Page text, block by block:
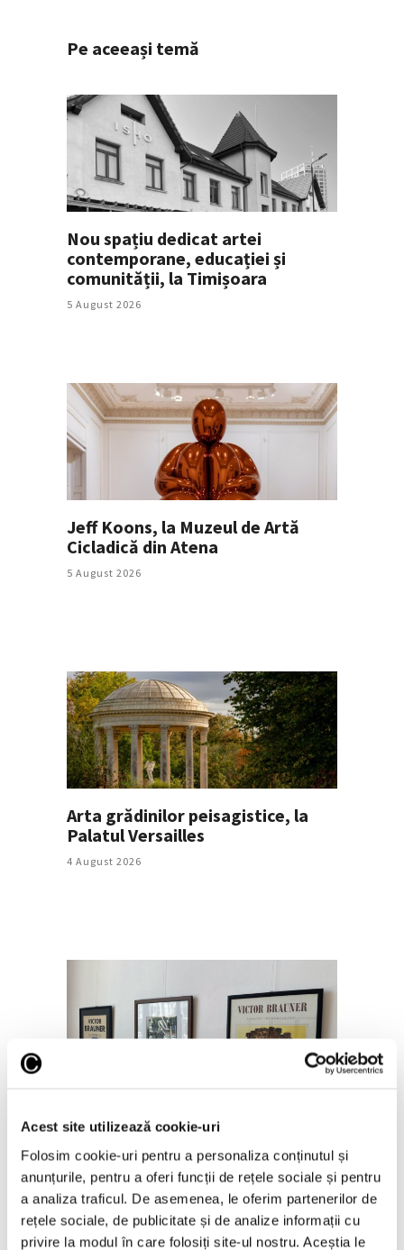
Acest site utilizează cookie-uri
Folosim cookie-uri pentru a personaliza conținutul și
anunțurile, pentru a oferi funcții de rețele sociale și pentru
a analiza traficul. De asemenea, le oferim partenerilor de
rețele sociale, de publicitate și de analize informații cu
privire la modul în care folosiți site-ul nostru. Aceștia le
Pe aceeași temă
Nou spațiu dedicat artei
contemporane, educației și
comunității, la Timișoara
5 August 2026
Jeff Koons, la Muzeul de Artă
Cicladică din Atena
5 August 2026
Arta grădinilor peisagistice, la
Palatul Versailles
4 August 2026
Brauner, la Galeria Romană
31 Iulie 2026